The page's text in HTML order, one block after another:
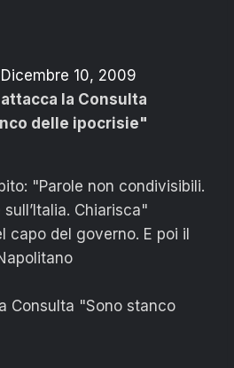
Dicembre 10, 2009
attacca la Consulta
delle ipocrisie"
"Parole non condivisibili.
Chiarisca"
capo del governo. E poi il
Consulta "Sono stanco